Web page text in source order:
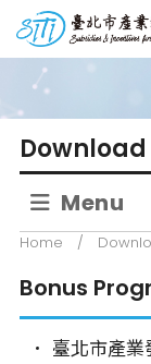
t
台北市產業獎勵
Download
Menu
Home /
Bonus
臺北市產